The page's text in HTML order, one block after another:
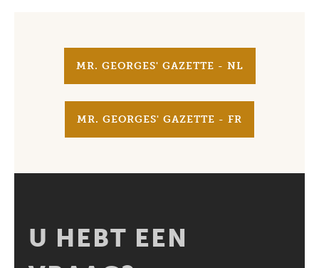
MR. GEORGES' GAZETTE - NL
MR. GEORGES' GAZETTE - FR
U HEBT EEN